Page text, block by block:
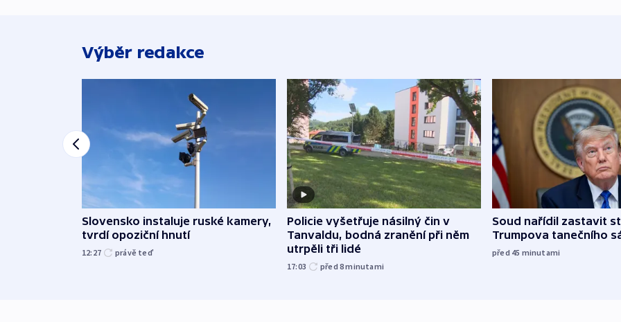
Výběr redakce
Slovensko instaluje ruské kamery,
tvrdí opoziční hnutí
12:27 právě teď
Policie vyšetřuje násilný čin v
Tanvaldu, bodná zranění při něm
utrpěli tři lidé
17:03 před 8minutami
Soud nařídil zastavit
Trumpova tanečního
před 45 minutami